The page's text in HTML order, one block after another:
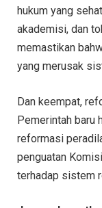
hukum yang
akademisi, dan
memastikan
yang merusak
Dan keempat,
Pemerintah baru
reformasi
penguatan
terhadap sistem